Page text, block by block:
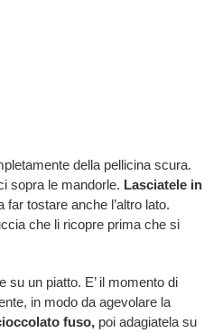
della pellicina scura.
sopra le mandorle. Lasciatele in
tostare anche l’altro lato.
che li ricopre prima che si
su un piatto. E’ il momento di
in modo da agevolare la
fuso,poi adagiatela su